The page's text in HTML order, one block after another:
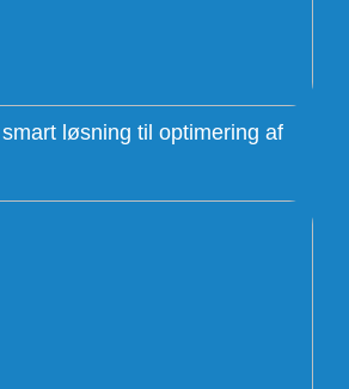
løsning til optimering af